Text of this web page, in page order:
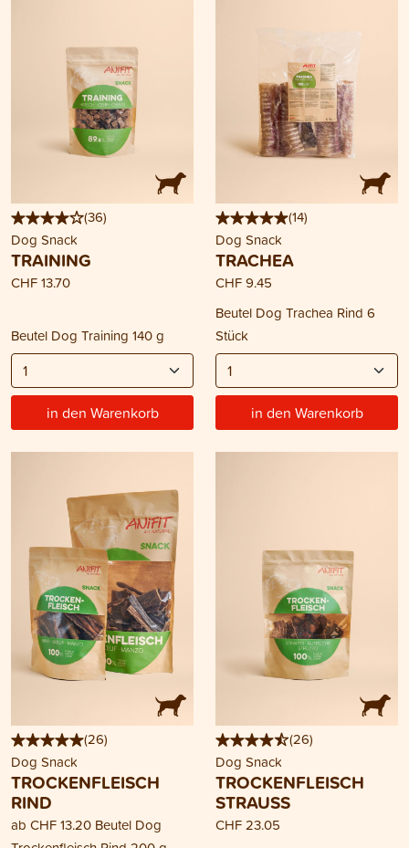
(36)
Dog Snack
TRAINING
CHF 13.70
Beutel Dog Training 140 g
in den Warenkorb
(14)
Dog Snack
TRACHEA
CHF 9.45
Beutel Dog Trachea Rind 6
Stück
in den Warenkorb
(26)
Dog Snack
TROCKENFLEISCH
RIND
ab CHF 13.20 Beutel Dog
(26)
Dog Snack
TROCKENFLEISCH
STRAUSS
CHF 23.05